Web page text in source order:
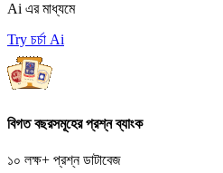
Ai এর মাধ্যমে
Try চর্চা Ai
বিগত বছরসমূহের প্রশ্ন ব্যাংক
১০ লক্ষ+ প্রশ্ন ডাটাবেজ